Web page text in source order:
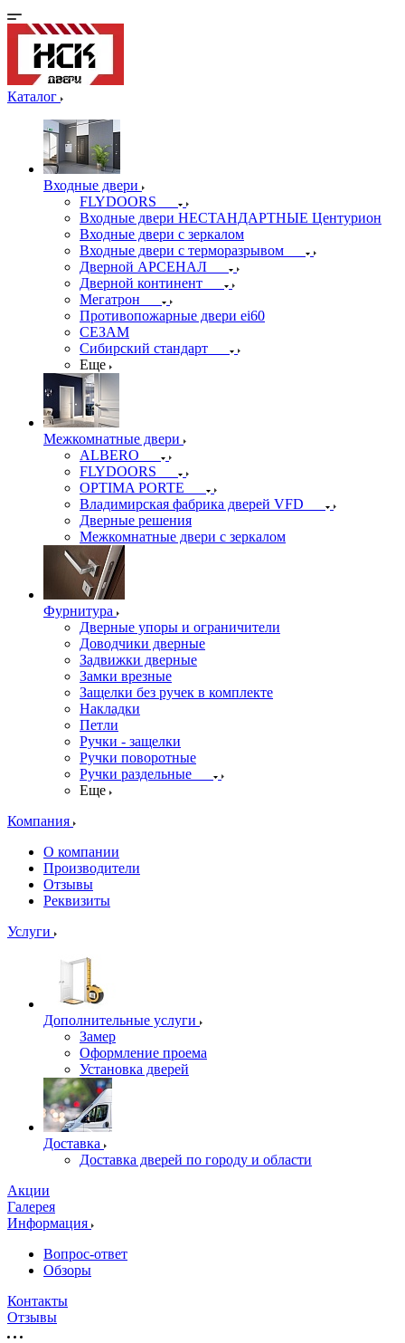
Каталог
Входные двери
FLYDOORS
Входные двери НЕСТАНДАРТНЫЕ Центурион
Входные двери с зеркалом
Входные двери с терморазрывом
Дверной АРСЕНАЛ
Дверной континент
Мегатрон
Противопожарные двери ei60
СЕЗАМ
Сибирский стандарт
Еще
Межкомнатные двери
ALBERO
FLYDOORS
OPTIMA PORTE
Владимирская фабрика дверей VFD
Дверные решения
Межкомнатные двери c зеркалом
Фурнитура
Дверные упоры и ограничители
Доводчики дверные
Задвижки дверные
Замки врезные
Защелки без ручек в комплекте
Накладки
Петли
Ручки - защелки
Ручки поворотные
Ручки раздельные
Еще
Компания
О компании
Производители
Отзывы
Реквизиты
Услуги
Дополнительные услуги
Замер
Оформление проема
Установка дверей
Доставка
Доставка дверей по городу и области
Акции
Галерея
Информация
Вопрос-ответ
Обзоры
Контакты
Отзывы